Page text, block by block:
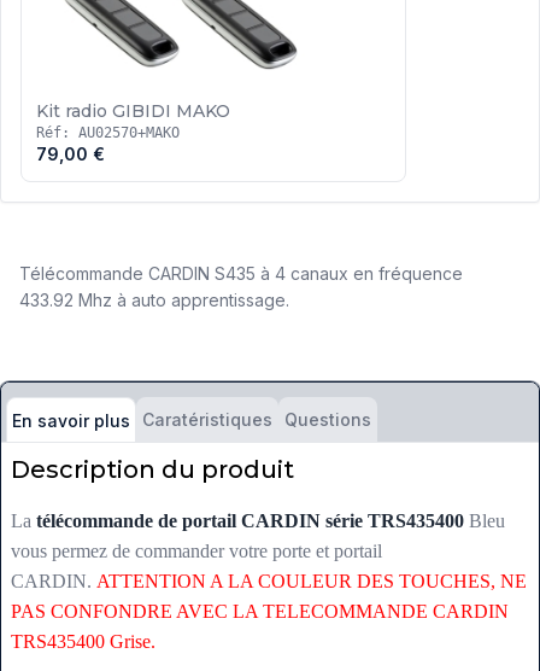
Kit radio GIBIDI MAKO
Réf: AU02570+MAKO
79,00 €
Télécommande CARDIN S435 à 4 canaux en fréquence
433.92 Mhz à auto apprentissage.
En savoir plus Caratéristiques Questions
Description du produit
La télécommande de portail CARDIN série TRS435400 Bleu
vous permez de commander votre porte et portail
CARDIN. ATTENTION A LA COULEUR DES TOUCHES, NE
PAS CONFONDRE AVEC LA TELECOMMANDE CARDIN
TRS435400 Grise.